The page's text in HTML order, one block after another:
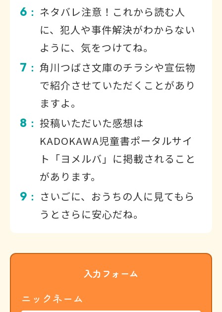
6 ： ネタバレ注意！これから読む人
に、犯人や事件解決がわからない
ように、気をつけてね。
7 ： 角川つばさ文庫のチラシや宣伝物
で紹介させていただくことがあり
ますよ。
8 ： 投稿いただいた感想は
KADOKAWA児童書ポータルサイ
ト「ヨメルバ」に掲載されること
があります。
9 ：
さいごに、おうちの人に見てもら
うとさらに安心だね。
入力フォーム
ニックネーム